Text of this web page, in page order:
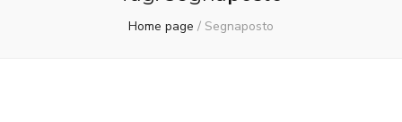
Home page / Segnaposto